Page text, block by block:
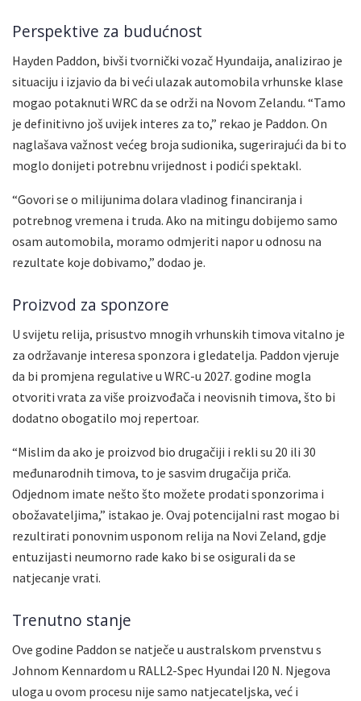
Perspektive za budućnost
Hayden Paddon, bivši tvornički vozač Hyundaija, analizirao je
situaciju i izjavio da bi veći ulazak automobila vrhunske klase
mogao potaknuti WRC da se održi na Novom Zelandu. “Tamo
je definitivno još uvijek interes za to,” rekao je Paddon. On
naglašava važnost većeg broja sudionika, sugerirajući da bi to
moglo donijeti potrebnu vrijednost i podići spektakl.
“Govori se o milijunima dolara vladinog financiranja i
potrebnog vremena i truda. Ako na mitingu dobijemo samo
osam automobila, moramo odmjeriti napor u odnosu na
rezultate koje dobivamo,” dodao je.
Proizvod za sponzore
U svijetu relija, prisustvo mnogih vrhunskih timova vitalno je
za održavanje interesa sponzora i gledatelja. Paddon vjeruje
da bi promjena regulative u WRC-u 2027. godine mogla
otvoriti vrata za više proizvođača i neovisnih timova, što bi
dodatno obogatilo moj repertoar.
“Mislim da ako je proizvod bio drugačiji i rekli su 20 ili 30
međunarodnih timova, to je sasvim drugačija priča.
Odjednom imate nešto što možete prodati sponzorima i
obožavateljima,” istakao je. Ovaj potencijalni rast mogao bi
rezultirati ponovnim usponom relija na Novi Zeland, gdje
entuzijasti neumorno rade kako bi se osigurali da se
natjecanje vrati.
Trenutno stanje
Ove godine Paddon se natječe u australskom prvenstvu s
Johnom Kennardom u RALL2-Spec Hyundai I20 N. Njegova
uloga u ovom procesu nije samo natjecateljska, već i